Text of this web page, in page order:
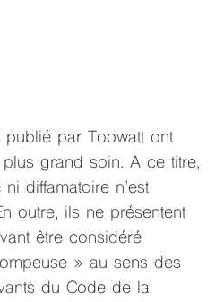
par Toowatt ont
grand soin. A ce titre,
diffamatoire n’est
outre, ils ne présentent
être considéré
» au sens des
du Code de la